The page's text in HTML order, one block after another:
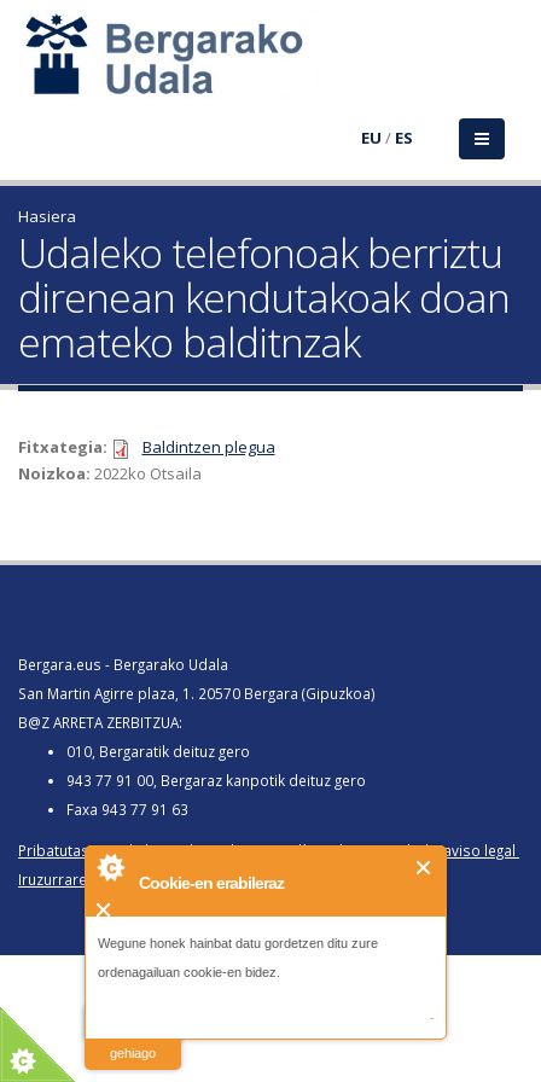
Cookie-en erabileraz
Wegune honek hainbat datu gordetzen ditu zure
ordenagailuan cookie-en bidez.
-
gehiago
EU / ES
Hasiera
Udaleko telefonoak berriztu
direnean kendutakoak doan
emateko balditnzak
Fitxategia:
Baldintzen plegua
Noizkoa: 2022ko Otsaila
Bergara.eus - Bergarako Udala
San Martin Agirre plaza, 1. 20570 Bergara (Gipuzkoa)
B@Z ARRETA ZERBITZUA:
010, Bergaratik deituz gero
943 77 91 00, Bergaraz kanpotik deituz gero
Faxa 943 77 91 63
Pribatutasun politika eta lege oharra/Política de privacidad y aviso legal
Iruzurraren Aurkako Politika/Política Antifraude